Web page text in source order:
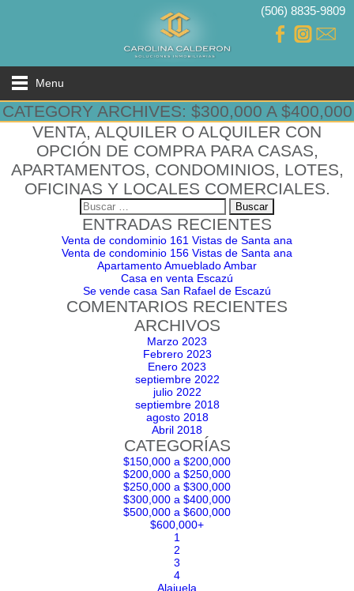
(506) 8835-9809
Menu
CATEGORY ARCHIVES: $300,000 A $400,000
VENTA, ALQUILER O ALQUILER CON
OPCIÓN DE COMPRA PARA CASAS,
APARTAMENTOS, CONDOMINIOS, LOTES,
OFICINAS Y LOCALES COMERCIALES.
Buscar:
ENTRADAS RECIENTES
Venta de condominio 161 Vistas de Santa ana
Venta de condominio 156 Vistas de Santa ana
Apartamento Amueblado Ambar
Casa en venta Escazú
Se vende casa San Rafael de Escazú
COMENTARIOS RECIENTES
ARCHIVOS
Marzo 2023
Febrero 2023
Enero 2023
septiembre 2022
julio 2022
septiembre 2018
agosto 2018
Abril 2018
CATEGORÍAS
$150,000 a $200,000
$200,000 a $250,000
$250,000 a $300,000
$300,000 a $400,000
$500,000 a $600,000
$600,000+
1
2
3
4
Alajuela